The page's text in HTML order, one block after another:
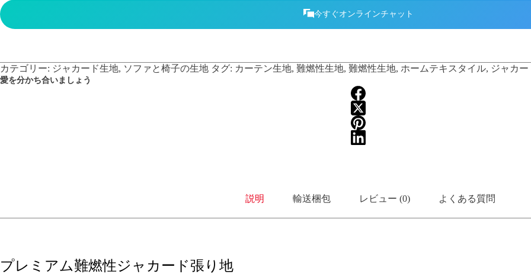
今すぐオンラインチャット
カテゴリー: ジャカード生地, ソファと椅子の生地 タグ: カーテン生地, 難燃性生地, 難燃性生地, ホームテキスタイル, ジャカ
愛を分かち合いましょう
説明 輸送梱包 レビュー (0) よくある質問
プレミアム難燃性ジャカード張り地